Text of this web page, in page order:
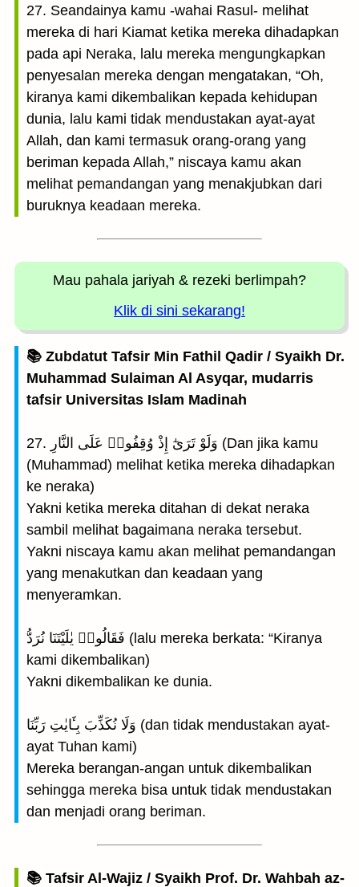
27. Seandainya kamu -wahai Rasul- melihat
mereka di hari Kiamat ketika mereka dihadapkan
pada api Neraka, lalu mereka mengungkapkan
penyesalan mereka dengan mengatakan, “Oh,
kiranya kami dikembalikan kepada kehidupan
dunia, lalu kami tidak mendustakan ayat-ayat
Allah, dan kami termasuk orang-orang yang
beriman kepada Allah,” niscaya kamu akan
melihat pemandangan yang menakjubkan dari
buruknya keadaan mereka.
Mau pahala jariyah & rezeki berlimpah?
Klik di sini sekarang!
📚 Zubdatut Tafsir Min Fathil Qadir / Syaikh Dr.
Muhammad Sulaiman Al Asyqar, mudarris
tafsir Universitas Islam Madinah
27. وَلَوْ تَرَىٰٓ إِذْ وُقِفُوا۟ عَلَى النَّارِ (Dan jika kamu
(Muhammad) melihat ketika mereka dihadapkan
ke neraka)
Yakni ketika mereka ditahan di dekat neraka
sambil melihat bagaimana neraka tersebut.
Yakni niscaya kamu akan melihat pemandangan
yang menakutkan dan keadaan yang
menyeramkan.
فَقَالُوا۟ يٰلَيْتَنَا نُرَدُّ (lalu mereka berkata: “Kiranya
kami dikembalikan)
Yakni dikembalikan ke dunia.
وَلَا نُكَذِّبَ بِـَٔايٰتِ رَبِّنَا (dan tidak mendustakan ayat-
ayat Tuhan kami)
Mereka berangan-angan untuk dikembalikan
sehingga mereka bisa untuk tidak mendustakan
dan menjadi orang beriman.
📚 Tafsir Al-Wajiz / Syaikh Prof. Dr. Wahbah az-